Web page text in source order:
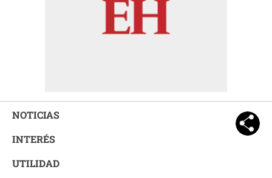
NOTICIAS
INTERÉS
UTILIDAD